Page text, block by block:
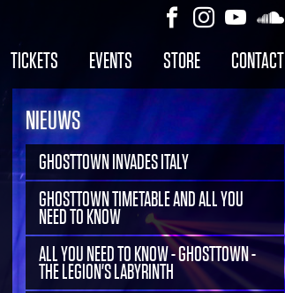
TICKETS EVENTS STORE CONTACT
NIEUWS
GHOSTTOWN INVADES ITALY
GHOSTTOWN TIMETABLE AND ALL YOU
NEED TO KNOW
ALL YOU NEED TO KNOW - GHOSTTOWN -
THE LEGION'S LABYRINTH